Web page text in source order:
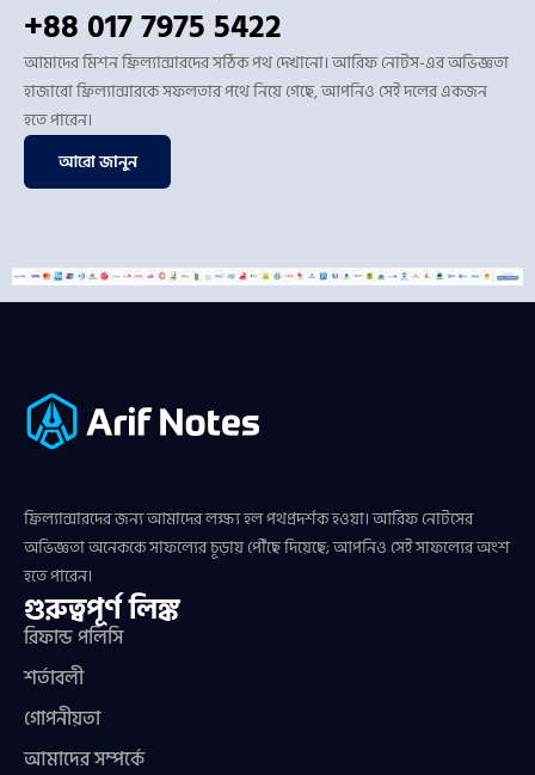
+88 017 7975 5422
আমাদের মিশন ফ্রিল্যান্সারদের সঠিক পথ দেখানো। আরিফ নোটস-এর অভিজ্ঞতা
হাজারো ফ্রিল্যান্সারকে সফলতার পথে নিয়ে গেছে, আপনিও সেই দলের একজন
হতে পারেন।
আরো জানুন
ফ্রিল্যান্সারদের জন্য আমাদের লক্ষ্য হল পথপ্রদর্শক হওয়া। আরিফ নোটসের
অভিজ্ঞতা অনেককে সাফল্যের চূড়ায় পৌঁছে দিয়েছে; আপনিও সেই সাফল্যের অংশ
হতে পারেন।
গুরুত্বপূর্ণ লিঙ্ক
রিফান্ড পলিসি
শর্তাবলী
গোপনীয়তা
আমাদের সম্পর্কে